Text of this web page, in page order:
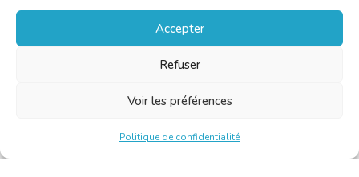
Accepter
Refuser
Voir les préférences
Politique de confidentialité